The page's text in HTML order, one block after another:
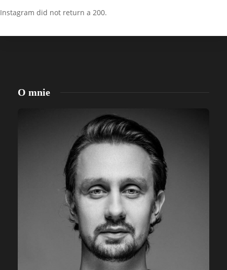
Instagram did not return a 200.
O mnie